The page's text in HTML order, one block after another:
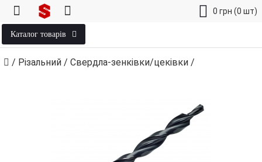
0 грн (0 шт)
Каталог товарів
/ Різальний / Свердла-зенківки/цеківки /